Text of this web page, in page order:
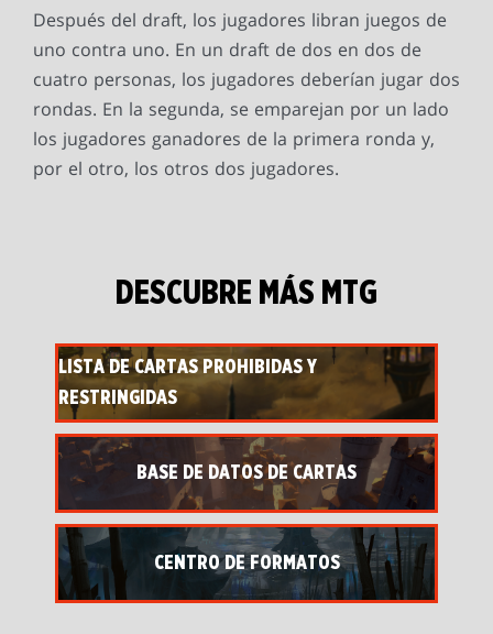
Después del draft, los jugadores libran juegos de
uno contra uno. En un draft de dos en dos de
cuatro personas, los jugadores deberían jugar dos
rondas. En la segunda, se emparejan por un lado
los jugadores ganadores de la primera ronda y,
por el otro, los otros dos jugadores.
DESCUBRE MÁS MTG
LISTA DE CARTAS PROHIBIDAS Y
RESTRINGIDAS
BASE DE DATOS DE CARTAS
CENTRO DE FORMATOS